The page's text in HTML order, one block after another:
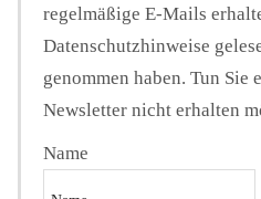
regelmäßige E-Mails
Datenschutzhinweise
genommen haben. Tun Sie
Newsletter nicht erhalten
Name